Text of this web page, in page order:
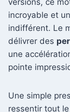
versions, ce
incroyable et
indifférent. Le
délivrer des
une
pointe
Une simple
ressentir tout